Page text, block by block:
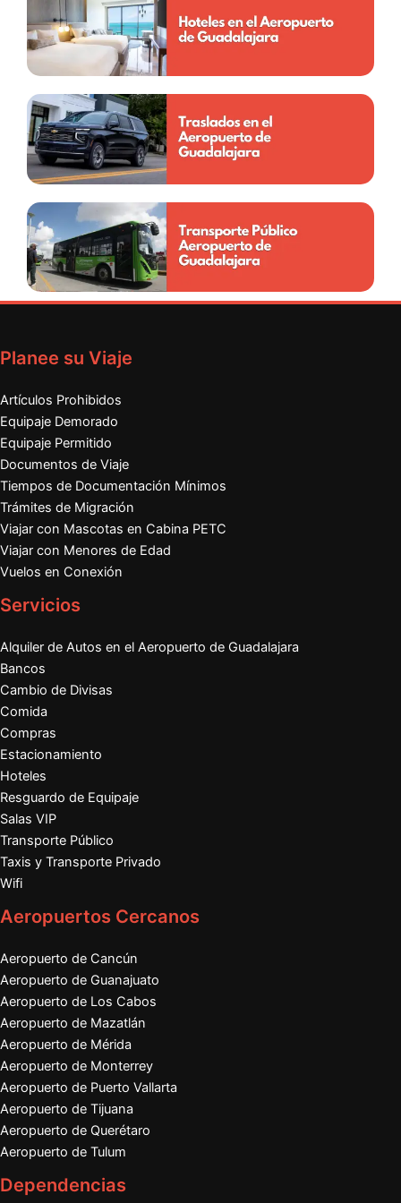
Planee su Viaje
Artículos Prohibidos
Equipaje Demorado
Equipaje Permitido
Documentos de Viaje
Tiempos de Documentación Mínimos
Trámites de Migración
Viajar con Mascotas en Cabina PETC
Viajar con Menores de Edad
Vuelos en Conexión
Servicios
Alquiler de Autos en el Aeropuerto de Guadalajara
Bancos
Cambio de Divisas
Comida
Compras
Estacionamiento
Hoteles
Resguardo de Equipaje
Salas VIP
Transporte Público
Taxis y Transporte Privado
Wifi
Aeropuertos Cercanos
Aeropuerto de Cancún
Aeropuerto de Guanajuato
Aeropuerto de Los Cabos
Aeropuerto de Mazatlán
Aeropuerto de Mérida
Aeropuerto de Monterrey
Aeropuerto de Puerto Vallarta
Aeropuerto de Tijuana
Aeropuerto de Querétaro
Aeropuerto de Tulum
Dependencias